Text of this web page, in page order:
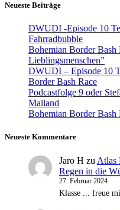
Neueste Beiträge
DWUDI -Episode 10
Fahrradbubble
Bohemian Border Bash
Lieblingsmenschen”
DWUDI – Episode 10
Border Bash Race
Podcastfolge 9 oder
Mailand
Bohemian Border Bash
Neueste Kommentare
Jaro H zu Atlas
Regen in die
27. Februar 2024
Klasse ... freue